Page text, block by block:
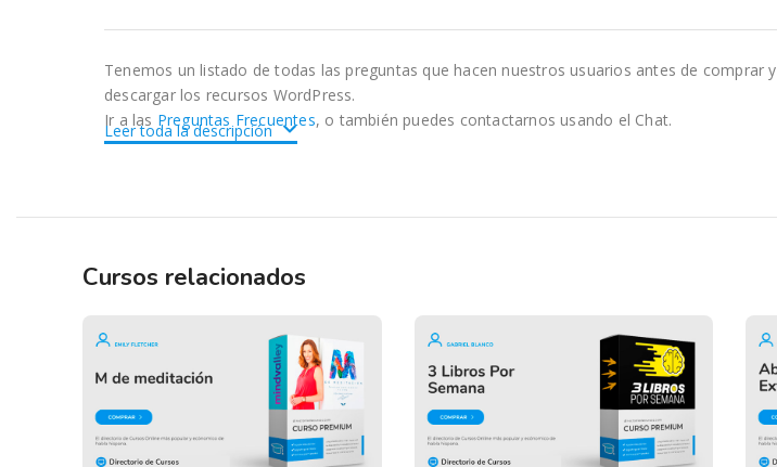
Tenemos un listado de todas las preguntas que hacen nuestros usuarios antes de comprar y
descargar los recursos WordPress.
Ir a las Preguntas Frecuentes, o también puedes contactarnos usando el Chat.
Leer toda la descripción
Cursos relacionados